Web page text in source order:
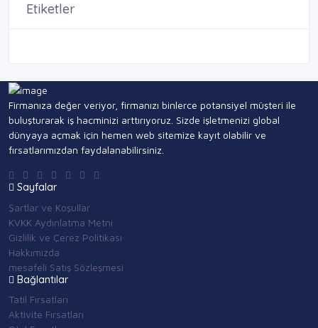
Etiketler
Firmanıza değer veriyor, firmanızı binlerce potansiyel müşteri ile
buluşturarak iş hacminizi arttırıyoruz. Sizde işletmenizi global
dünyaya açmak için hemen web sitemize kayıt olabilir ve
fırsatlarımızdan faydalanabilirsiniz.
Sayfalar
Şartlar ve Koşullar
KVKK Aydınlatma Metni
Gizlilik ve Çerez Politikası
Hakkımızda
mesafeli Satış Sözleşmesi
Bağlantılar
Tatil Fırsatları
Aktivite Fırsatları